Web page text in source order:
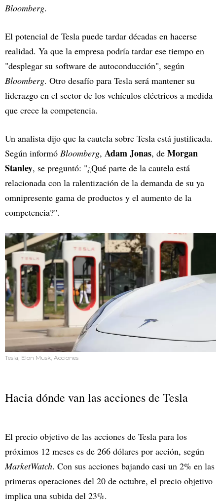
Bloomberg.
El potencial de Tesla puede tardar décadas en hacerse
realidad. Ya que la empresa podría tardar ese tiempo en
"desplegar su software de autoconducción", según
Bloomberg. Otro desafío para Tesla será mantener su
liderazgo en el sector de los vehículos eléctricos a medida
que crece la competencia.
Un analista dijo que la cautela sobre Tesla está justificada.
Según informó Bloomberg, Adam Jonas, de Morgan
Stanley, se preguntó: "¿Qué parte de la cautela está
relacionada con la ralentización de la demanda de su ya
omnipresente gama de productos y el aumento de la
competencia?".
Tesla, Elon Musk, Acciones
Hacia dónde van las acciones de Tesla
El precio objetivo de las acciones de Tesla para los
próximos 12 meses es de 266 dólares por acción, según
MarketWatch. Con sus acciones bajando casi un 2% en las
primeras operaciones del 20 de octubre, el precio objetivo
implica una subida del 23%.